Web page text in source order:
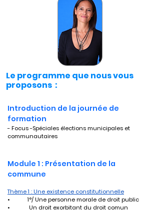
Le programme que nous vous
proposons :
Introduction de la journée de
formation
- Focus -Spéciales élections municipales et
communautaires
Module 1 : Présentation de la
commune
Thème 1 : Une existence constitutionnelle
•	1°/ Une personne morale de droit public
•	 Un droit exorbitant du droit comun